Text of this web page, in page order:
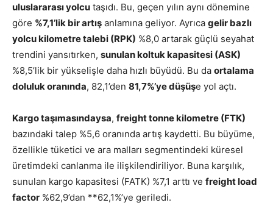
uluslararası yolcu taşıdı. Bu, geçen yılın aynı dönemine
göre %7,1’lik bir artış anlamına geliyor. Ayrıca gelir bazlı
yolcu kilometre talebi (RPK) %8,0 artarak güçlü seyahat
trendini yansıtırken, sunulan koltuk kapasitesi (ASK)
%8,5’lik bir yükselişle daha hızlı büyüdü. Bu da ortalama
doluluk oranında, 82,1’den 81,7%’ye düşüşe yol açtı.
Kargo taşımasındaysa, freight tonne kilometre (FTK)
bazındaki talep %5,6 oranında artış kaydetti. Bu büyüme,
özellikle tüketici ve ara malları segmentindeki küresel
üretimdeki canlanma ile ilişkilendiriliyor. Buna karşılık,
sunulan kargo kapasitesi (FATK) %7,1 arttı ve freight load
factor %62,9’dan **62,1%’ye geriledi.